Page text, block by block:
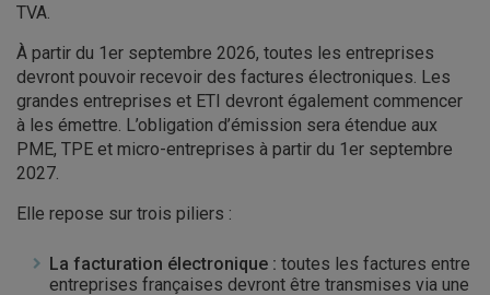
TVA.
À partir du 1er septembre 2026, toutes les entreprises
devront pouvoir recevoir des factures électroniques. Les
grandes entreprises et ETI devront également commencer
à les émettre. L’obligation d’émission sera étendue aux
PME, TPE et micro-entreprises à partir du 1er septembre
2027.
Elle repose sur trois piliers :
La facturation électronique : toutes les factures entre
entreprises françaises devront être transmises via une